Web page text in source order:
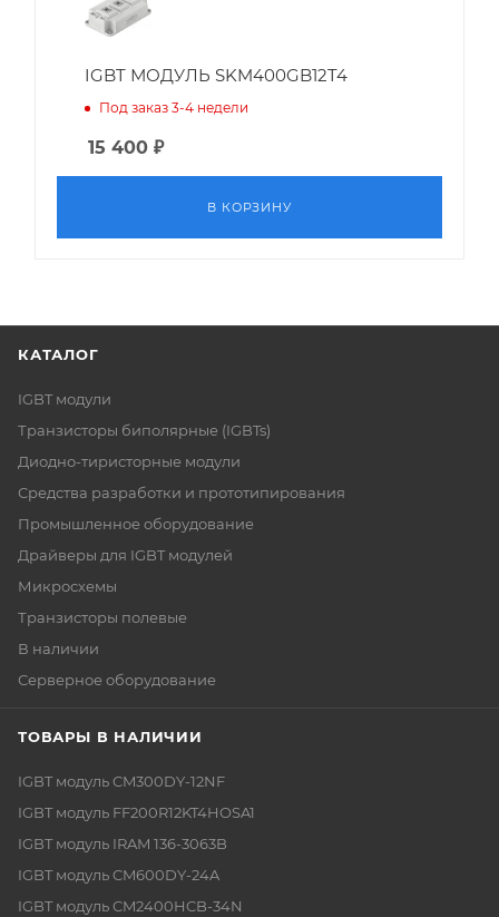
IGBT МОДУЛЬ SKM400GB12T4
Под заказ 3-4 недели
15 400 ₽
В КОРЗИНУ
КАТАЛОГ
IGBT модули
Транзисторы биполярные (IGBTs)
Диодно-тиристорные модули
Средства разработки и прототипирования
Промышленное оборудование
Драйверы для IGBT модулей
Микросхемы
Транзисторы полевые
В наличии
Серверное оборудование
ТОВАРЫ В НАЛИЧИИ
IGBT модуль CM300DY-12NF
IGBT модуль FF200R12KT4HOSA1
IGBT модуль IRAM 136-3063B
IGBT модуль CM600DY-24A
IGBT модуль CM2400HCB-34N